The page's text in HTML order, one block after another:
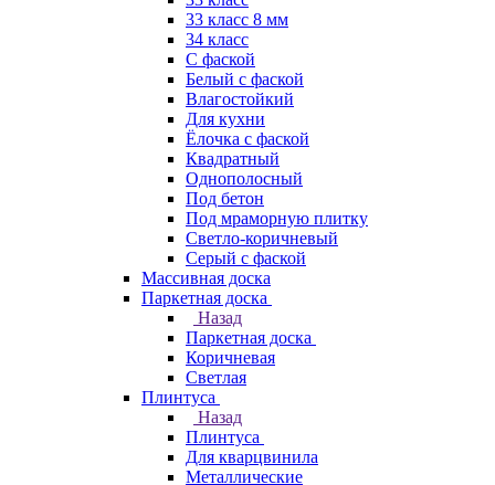
33 класс 8 мм
34 класс
C фаской
Белый с фаской
Влагостойкий
Для кухни
Ёлочка с фаской
Квадратный
Однополосный
Под бетон
Под мраморную плитку
Светло-коричневый
Серый с фаской
Массивная доска
Паркетная доска
Назад
Паркетная доска
Коричневая
Светлая
Плинтуса
Назад
Плинтуса
Для кварцвинила
Металлические